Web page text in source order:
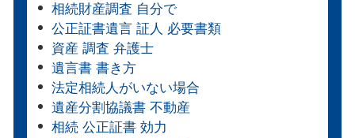
相続財産調査 自分で
公正証書遺言 証人 必要書類
資産 調査 弁護士
遺言書 書き方
法定相続人がいない場合
遺産分割協議書 不動産
相続 公正証書 効力